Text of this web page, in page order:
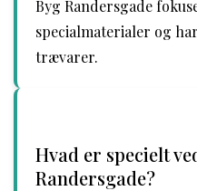
Byg Randersgade
specialmaterialer og
trævarer.
Hvad er specielt
Randersgade?